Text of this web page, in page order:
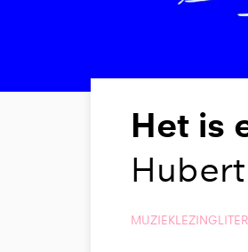
Het is
MUZIEKLEZING